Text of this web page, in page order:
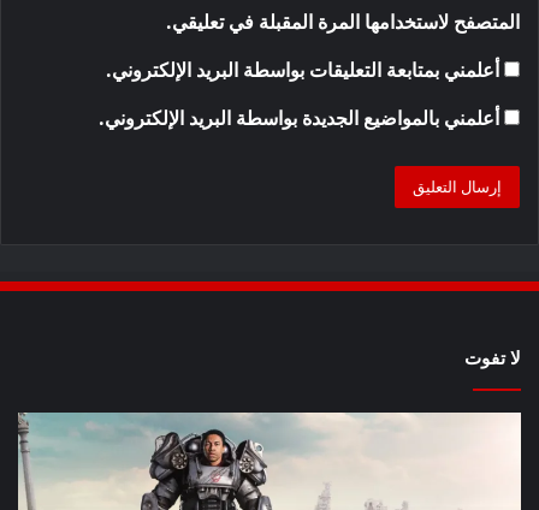
المتصفح لاستخدامها المرة المقبلة في تعليقي.
أعلمني بمتابعة التعليقات بواسطة البريد الإلكتروني.
أعلمني بالمواضيع الجديدة بواسطة البريد الإلكتروني.
لا تفوت